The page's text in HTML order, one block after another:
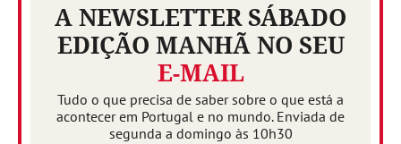
A NEWSLETTER SÁBADO
EDIÇÃO MANHÃ NO SEU
E-MAIL
Tudo o que precisa de saber sobre o que está a
acontecer em Portugal e no mundo. Enviada de
segunda a domingo às 10h30